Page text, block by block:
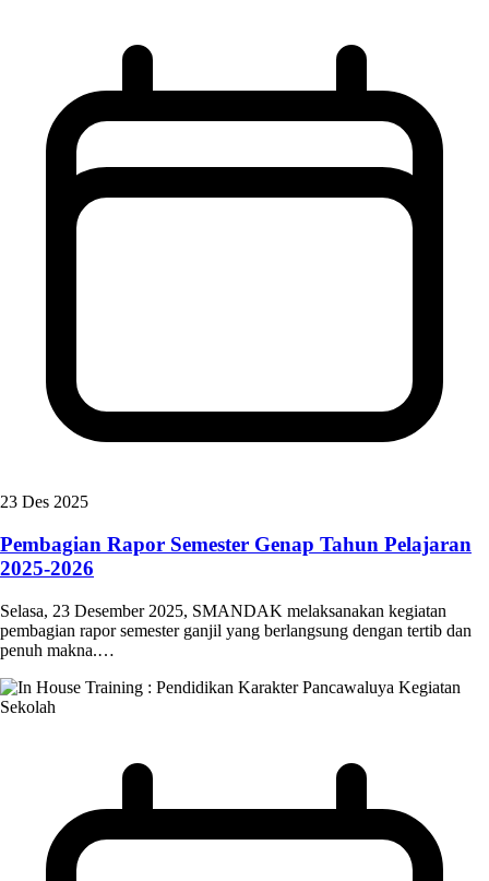
23 Des 2025
Pembagian Rapor Semester Genap Tahun Pelajaran
2025-2026
Selasa, 23 Desember 2025, SMANDAK melaksanakan kegiatan
pembagian rapor semester ganjil yang berlangsung dengan tertib dan
penuh makna.…
Kegiatan
Sekolah